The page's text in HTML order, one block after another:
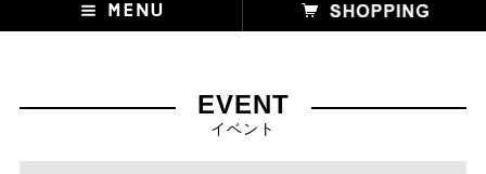
EVENT
イベント